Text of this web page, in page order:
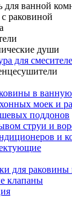
для ванной
раковиной
души
для
в
моек и
поддонов
струи и
и
для раковины
клапаны